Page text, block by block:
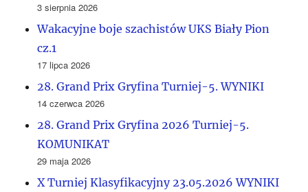
3 sierpnia 2026
Wakacyjne boje szachistów UKS Biały Pion
cz.1
17 lipca 2026
28. Grand Prix Gryfina Turniej-5. WYNIKI
14 czerwca 2026
28. Grand Prix Gryfina 2026 Turniej-5.
KOMUNIKAT
29 maja 2026
X Turniej Klasyfikacyjny 23.05.2026 WYNIKI